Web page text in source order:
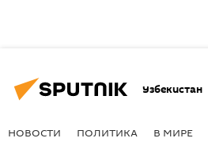
Узбекистан
НОВОСТИ ПОЛИТИКА В МИРЕ